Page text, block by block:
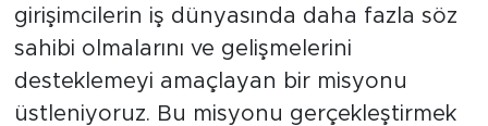
girişimcilerin iş dünyasında daha fazla söz
sahibi olmalarını ve gelişmelerini
desteklemeyi amaçlayan bir misyonu
üstleniyoruz. Bu misyonu gerçekleştirmek